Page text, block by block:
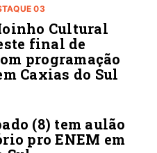
03
Cultural
final de
programação
Caxias do Sul
(8) tem aulão
pro ENEM em